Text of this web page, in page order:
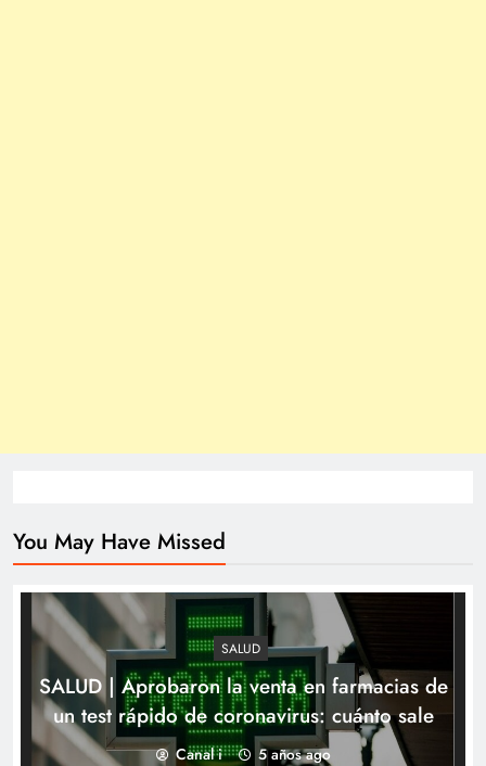
You May Have Missed
SALUD
SALUD | Aprobaron la venta en farmacias de
un test rápido de coronavirus: cuánto sale
Canal i 5 años ago